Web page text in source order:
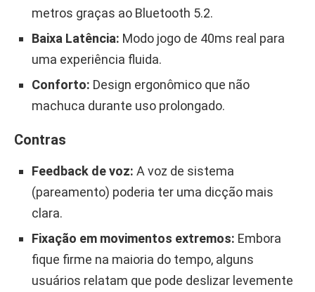
metros graças ao Bluetooth 5.2.
Baixa Latência: Modo jogo de 40ms real para
uma experiência fluida.
Conforto: Design ergonômico que não
machuca durante uso prolongado.
Contras
Feedback de voz: A voz de sistema
(pareamento) poderia ter uma dicção mais
clara.
Fixação em movimentos extremos: Embora
fique firme na maioria do tempo, alguns
usuários relatam que pode deslizar levemente